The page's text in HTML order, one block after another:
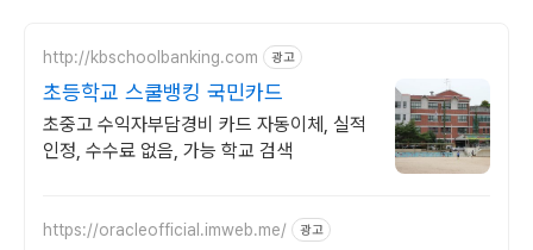
http://kbschoolbanking.com 광고
초등학교 스쿨뱅킹 국민카드
초중고 수익자부담경비 카드 자동이체, 실적
인정, 수수료 없음, 가능 학교 검색
https://oracleofficial.imweb.me/ 광고